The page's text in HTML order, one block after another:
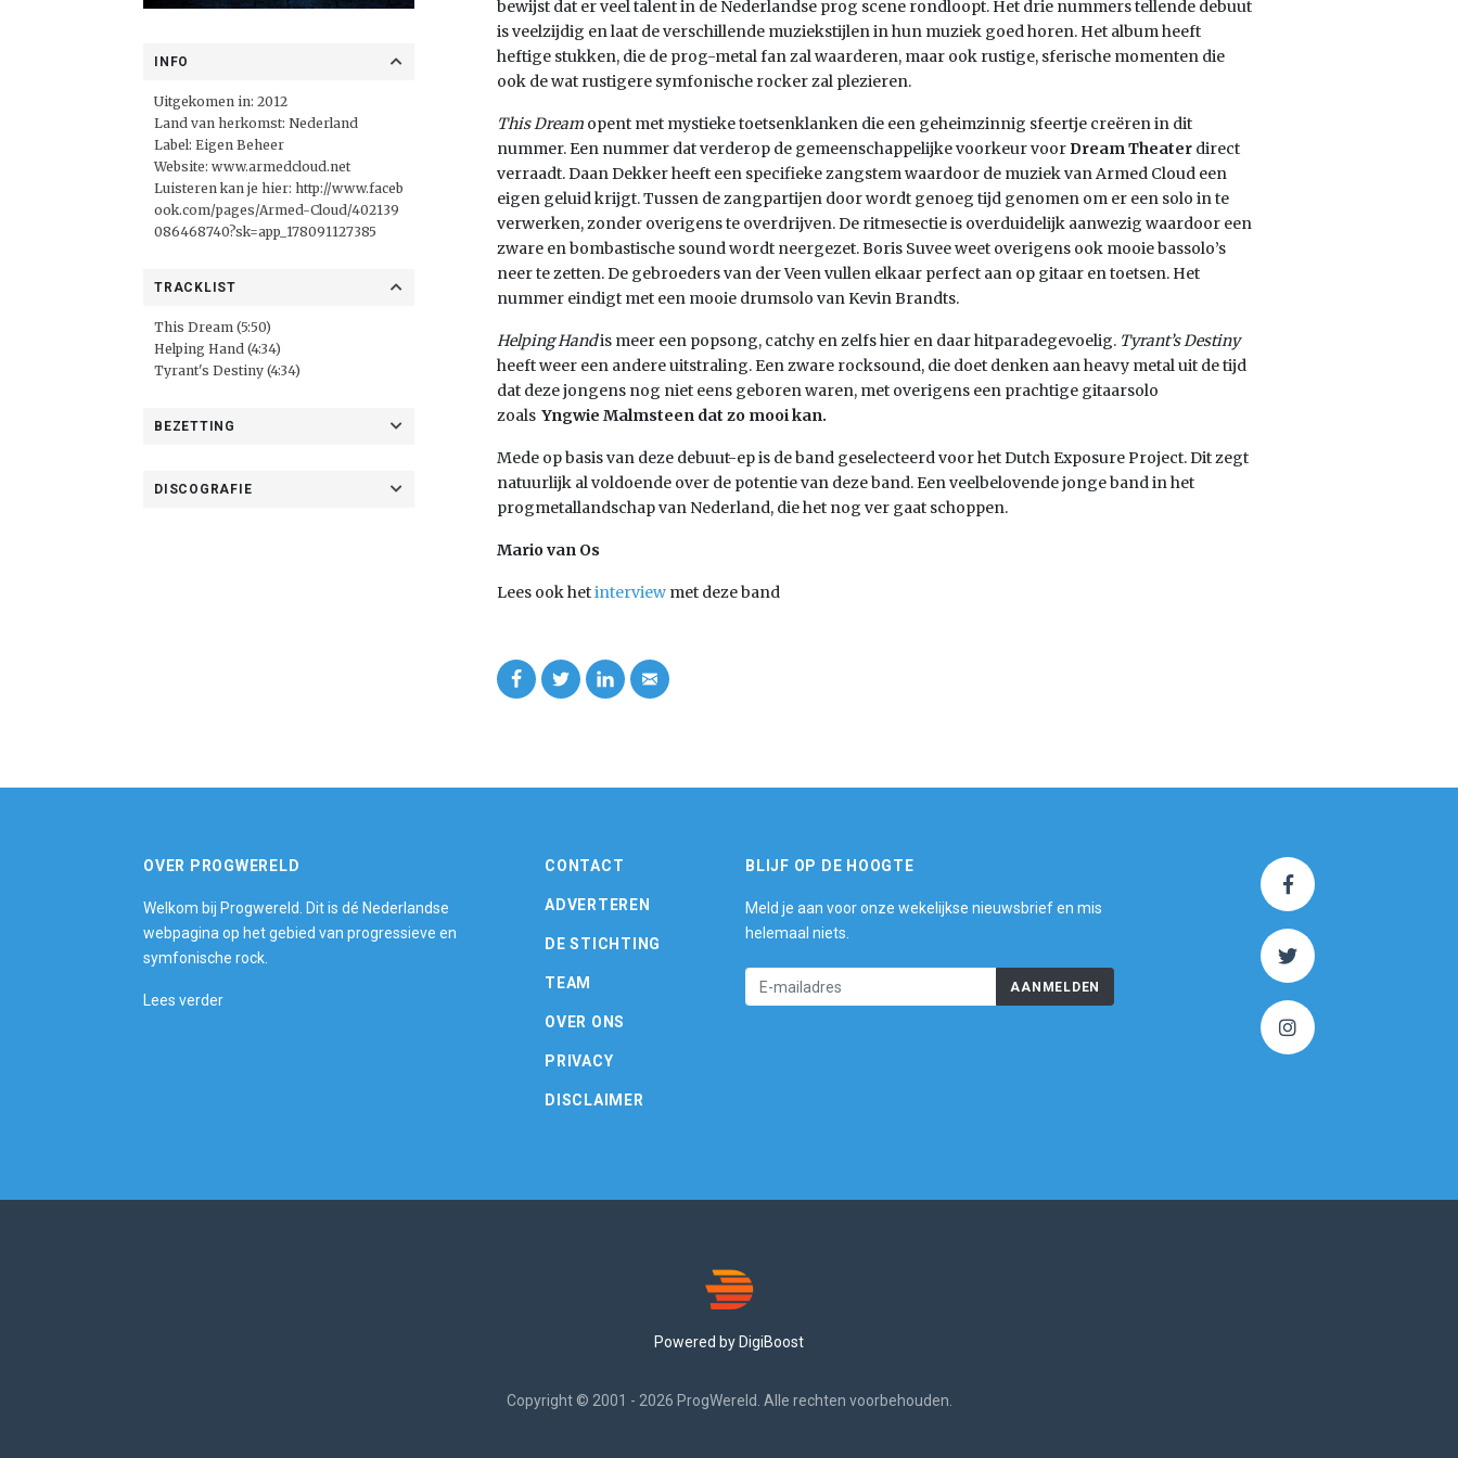
INFO
Uitgekomen in: 2012
Land van herkomst: Nederland
Label: Eigen Beheer
Website: www.armedcloud.net
Luisteren kan je hier: http://www.faceb
ook.com/pages/Armed-Cloud/402139
086468740?sk=app_178091127385
TRACKLIST
This Dream (5:50)
Helping Hand (4:34)
Tyrant's Destiny (4:34)
BEZETTING
DISCOGRAFIE
bewijst dat er veel talent in de Nederlandse prog scene rondloopt. Het drie nummers tellende debuut
is veelzijdig en laat de verschillende muziekstijlen in hun muziek goed horen. Het album heeft
heftige stukken, die de prog-metal fan zal waarderen, maar ook rustige, sferische momenten die
ook de wat rustigere symfonische rocker zal plezieren.
This Dream opent met mystieke toetsenklanken die een geheimzinnig sfeertje creëren in dit
nummer. Een nummer dat verderop de gemeenschappelijke voorkeur voor Dream Theater direct
verraadt. Daan Dekker heeft een specifieke zangstem waardoor de muziek van Armed Cloud een
eigen geluid krijgt. Tussen de zangpartijen door wordt genoeg tijd genomen om er een solo in te
verwerken, zonder overigens te overdrijven. De ritmesectie is overduidelijk aanwezig waardoor een
zware en bombastische sound wordt neergezet. Boris Suvee weet overigens ook mooie bassolo’s
neer te zetten. De gebroeders van der Veen vullen elkaar perfect aan op gitaar en toetsen. Het
nummer eindigt met een mooie drumsolo van Kevin Brandts.
Helping Handis meer een popsong, catchy en zelfs hier en daar hitparadegevoelig. Tyrant’s Destiny
heeft weer een andere uitstraling. Een zware rocksound, die doet denken aan heavy metal uit de tijd
dat deze jongens nog niet eens geboren waren, met overigens een prachtige gitaarsolo
zoalsYngwie Malmsteen dat zo mooi kan.
Mede op basis van deze debuut-ep is de band geselecteerd voor het Dutch Exposure Project. Dit zegt
natuurlijk al voldoende over de potentie van deze band. Een veelbelovende jonge band in het
progmetallandschap van Nederland, die het nog ver gaat schoppen.
Mario van Os
Lees ook hetinterview met deze band
OVER PROGWERELD
Welkom bij Progwereld. Dit is dé Nederlandse
webpagina op het gebied van progressieve en
symfonische rock.
Lees verder
CONTACT
ADVERTEREN
DE STICHTING
TEAM
OVER ONS
PRIVACY
DISCLAIMER
BLIJF OP DE HOOGTE
Meld je aan voor onze wekelijkse nieuwsbrief en mis
helemaal niets.
AANMELDEN
Powered by DigiBoost
Copyright © 2001 - 2026 ProgWereld. Alle rechten voorbehouden.